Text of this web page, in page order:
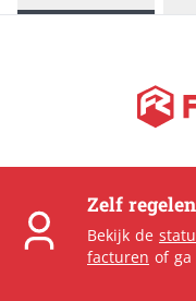
Zelf
Bekijk de
facturen of